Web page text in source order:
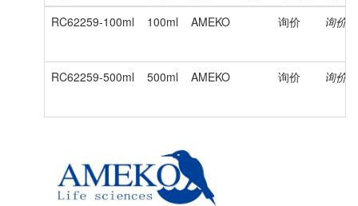
RC62259-100ml
100ml AMEKO 询价 询价
RC62259-500ml 500ml AMEKO 询价 询价